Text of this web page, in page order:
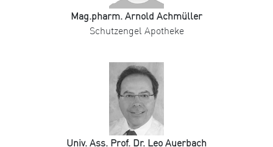
Mag.pharm. Arnold Achmüller
Schutzengel Apotheke
Univ. Ass. Prof. Dr. Leo Auerbach